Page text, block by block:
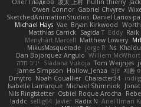
Owen Connor Gabriel Chvyrev
SketchedAnimationStudios Daniel Larios-
Michael Hays Vae Bryan Kirkwood
Matthias Carrick
Sagida T Eddy
Menyhárt Marcell Matthew Lowery
MikusMasquerade jorge R Ns Khaidu
Dan Bojorquez Angulo Williem
יניב חלה
Sladana Vukoja Tom Weijnjes
James Simpson Hollow_Jenza eje 지환
Dmytro Noah Couallier Character34
Isabelle Lamarque Michael Shimniok
Nils Ringlstetter Osbiel Roque Arocha
laddc sellig64 Javier Radix N Ariel Ilmari